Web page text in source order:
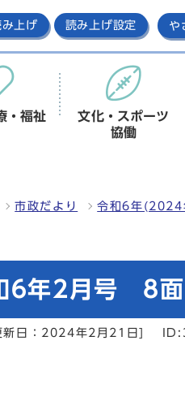
み上げ 読み上げ設定 や
・福祉
文化・スポーツ
協働
市政だより 令和6年(2024
6年2月号 8面
新日：2024年2月21日]